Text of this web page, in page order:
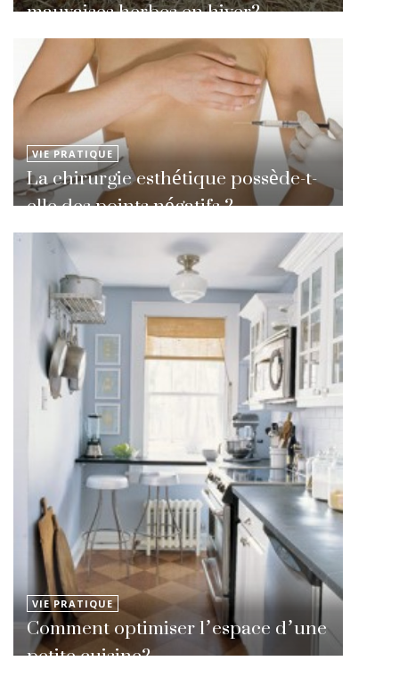
mauvaises herbes en hiver?
VIE PRATIQUE
La chirurgie esthétique possède-t-
elle des points négatifs ?
VIE PRATIQUE
Comment optimiser l’espace d’une
petite cuisine?